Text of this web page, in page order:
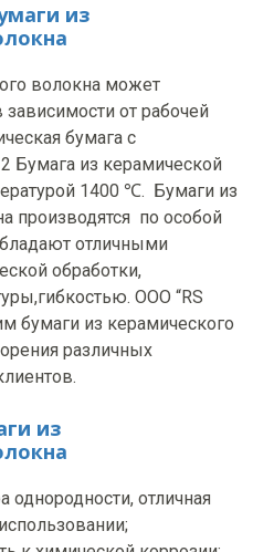
из
волокна может
от рабочей
бумага с
Бумага из керамической
1400 ℃. Бумаги из
производятся по особой
отличными
обработки,
ООО “RS
бумаги из керамического
различных
из
однородности, отличная